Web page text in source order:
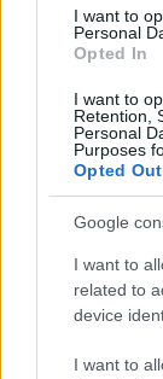
I want to
Personal
Opted In
I want to
Retention,
Personal
Purposes
Opted Out
Google
I want to
related to
device
I want to